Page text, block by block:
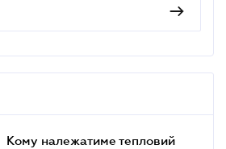
Кому належатиме тепловий